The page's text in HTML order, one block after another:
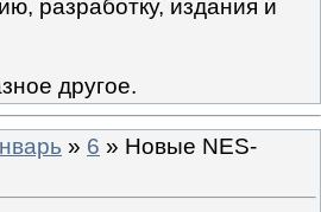
разработку, издания и
другое.
» 6 » Новые NES-